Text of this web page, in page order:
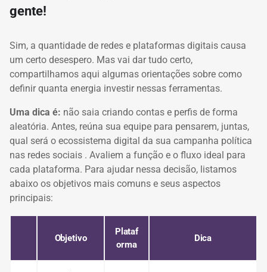
gente!
Sim, a quantidade de redes e plataformas digitais causa
um certo desespero. Mas vai dar tudo certo,
compartilhamos aqui algumas orientações sobre como
definir quanta energia investir nessas ferramentas.
Uma dica é: não saia criando contas e perfis de forma
aleatória. Antes, reúna sua equipe para pensarem, juntas,
qual será o ecossistema digital da sua campanha política
nas redes sociais . Avaliem a função e o fluxo ideal para
cada plataforma. Para ajudar nessa decisão, listamos
abaixo os objetivos mais comuns e seus aspectos
principais:
Objetivo
Plataf
orma
Dica